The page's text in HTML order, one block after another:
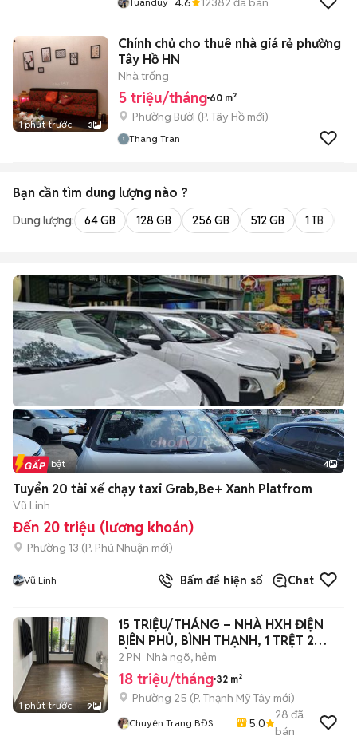
1 phút trước 3
Chính chủ cho thuê nhà giá rẻ phường
Tây Hồ HN
Nhà trống
5 triệu/tháng 60 m²
Phường Bưởi (P. Tây Hồ mới)
Thang Tran
Bạn cần tìm dung lượng nào ?
Dung lượng: 64 GB 128 GB 256 GB 512 GB 1 TB
Tin nổi bật 4
Tuyển 20 tài xế chạy taxi Grab,Be+ Xanh Platfrom
Vũ Linh
Đến 20 triệu (lương khoán)
Phường 13 (P. Phú Nhuận mới)
Vũ Linh Bấm để hiện số Chat
1 phút trước 9
15 TRIỆU/THÁNG – NHÀ HXH ĐIỆN
BIÊN PHỦ, BÌNH THẠNH, 1 TRỆT 2
LẦU, 2PN
2 PN Nhà ngõ, hẻm
18 triệu/tháng 32 m²
Phường 25 (P. Thạnh Mỹ Tây mới)
Chuyên Trang BĐS
5.0
28 đã
bán